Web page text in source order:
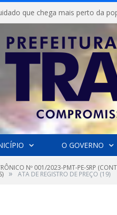
que chega mais perto da
O GOVERNO
Nº 001/2023-PMT-PE-SRP
» ATA DE REGISTRO DE PREÇO (19)